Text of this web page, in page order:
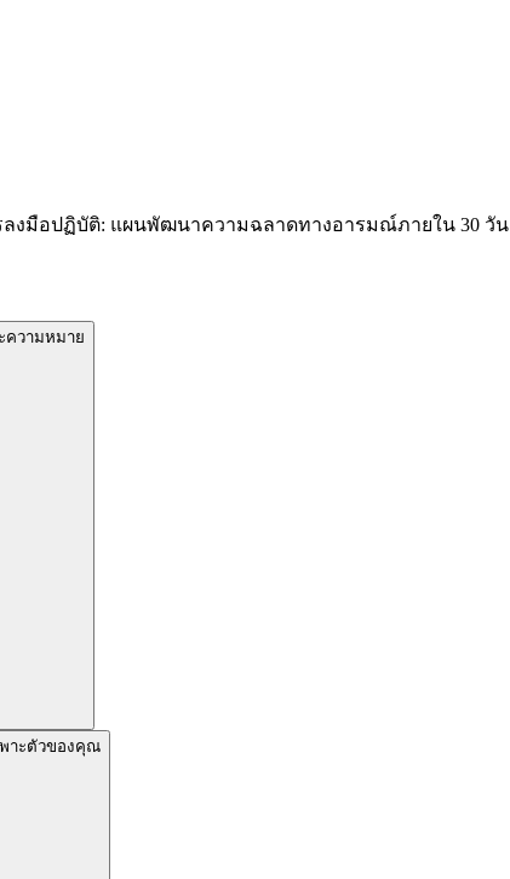
ลงมือปฏิบัติ: แผนพัฒนาความฉลาดทางอารมณ์ภายใน 30 วัน
ความหมาย
าะตัวของคุณ